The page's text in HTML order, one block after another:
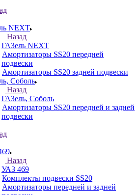
NEXT
Назад
ГАЗель NEXT
Амортизаторы SS20 передней
подвески
Амортизаторы SS20 задней подвески
Соболь
Назад
ГАЗель, Соболь
Амортизаторы SS20 передней и задней
подвески
Назад
УАЗ 469
Комплекты подвески SS20
Амортизаторы передней и задней